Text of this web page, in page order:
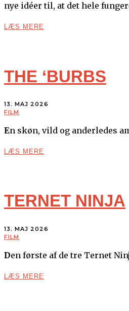
nye idéer til, at det hele
LÆS MERE
THE ‘BURBS
13. MAJ 2026
FILM
En skøn, vild og anderledes
LÆS MERE
TERNET NINJA
13. MAJ 2026
FILM
Den første af de tre Ternet
LÆS MERE